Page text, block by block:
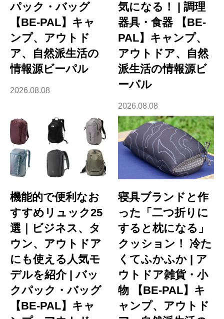
パック・バッグ
【BE-PAL】キャ
ンプ、アウトド
ア、自然派生活の
情報源ビーパル
2026.08.08
気になる！ | 調理
器具・食器 【BE-
PAL】キャンプ、
アウトドア、自然
派生活の情報源ビ
ーパル
2026.08.08
機能的で便利なお
すすめリュック25
選｜ビジネス、タ
ウン、アウトドア
にも使える人気モ
デルを紹介 | バッ
クパック・バッグ
【BE-PAL】キャ
寝具ブランドと作
った「二つ折りに
すると枕になる」
クッション！ 冷た
くてふかふか | ア
ウトドア雑貨・小
物 【BE-PAL】キ
ャンプ、アウトド